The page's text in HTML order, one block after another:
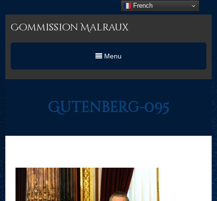
Commission Malraux
Menu
Gutenberg-095
French